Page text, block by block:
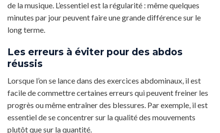
de la musique. L’essentiel est la régularité : même quelques
minutes par jour peuvent faire une grande différence sur le
long terme.
Les erreurs à éviter pour des abdos
réussis
Lorsque l’on se lance dans des exercices abdominaux, il est
facile de commettre certaines erreurs qui peuvent freiner les
progrès ou même entraîner des blessures. Par exemple, il est
essentiel de se concentrer sur la qualité des mouvements
plutôt que sur la quantité.